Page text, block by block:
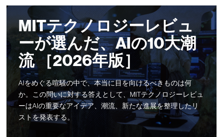
MITテクノロジーレビュ
ーが選んだ、AIの10大潮
流 ［2026年版］
AIをめぐる喧騒の中で、本当に目を向けるべきものは何
か。この問いに対する答えとして、MITテクノロジーレビュ
ーはAIの重要なアイデア、潮流、新たな進展を整理したリ
ストを発表する。